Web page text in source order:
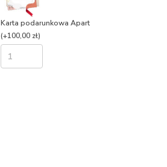
Karta podarunkowa Apart
(+100,00 zł)